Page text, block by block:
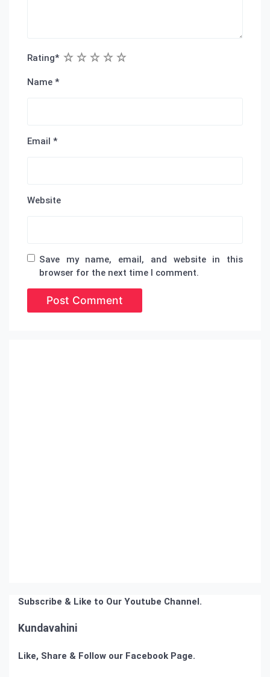
Rating* 5
4
3
2
1
Name *
Email *
Website
Save my name, email, and website in this
browser for the next time I comment.
Subscribe & Like to Our Youtube Channel.
Kundavahini
Like, Share & Follow our Facebook Page.